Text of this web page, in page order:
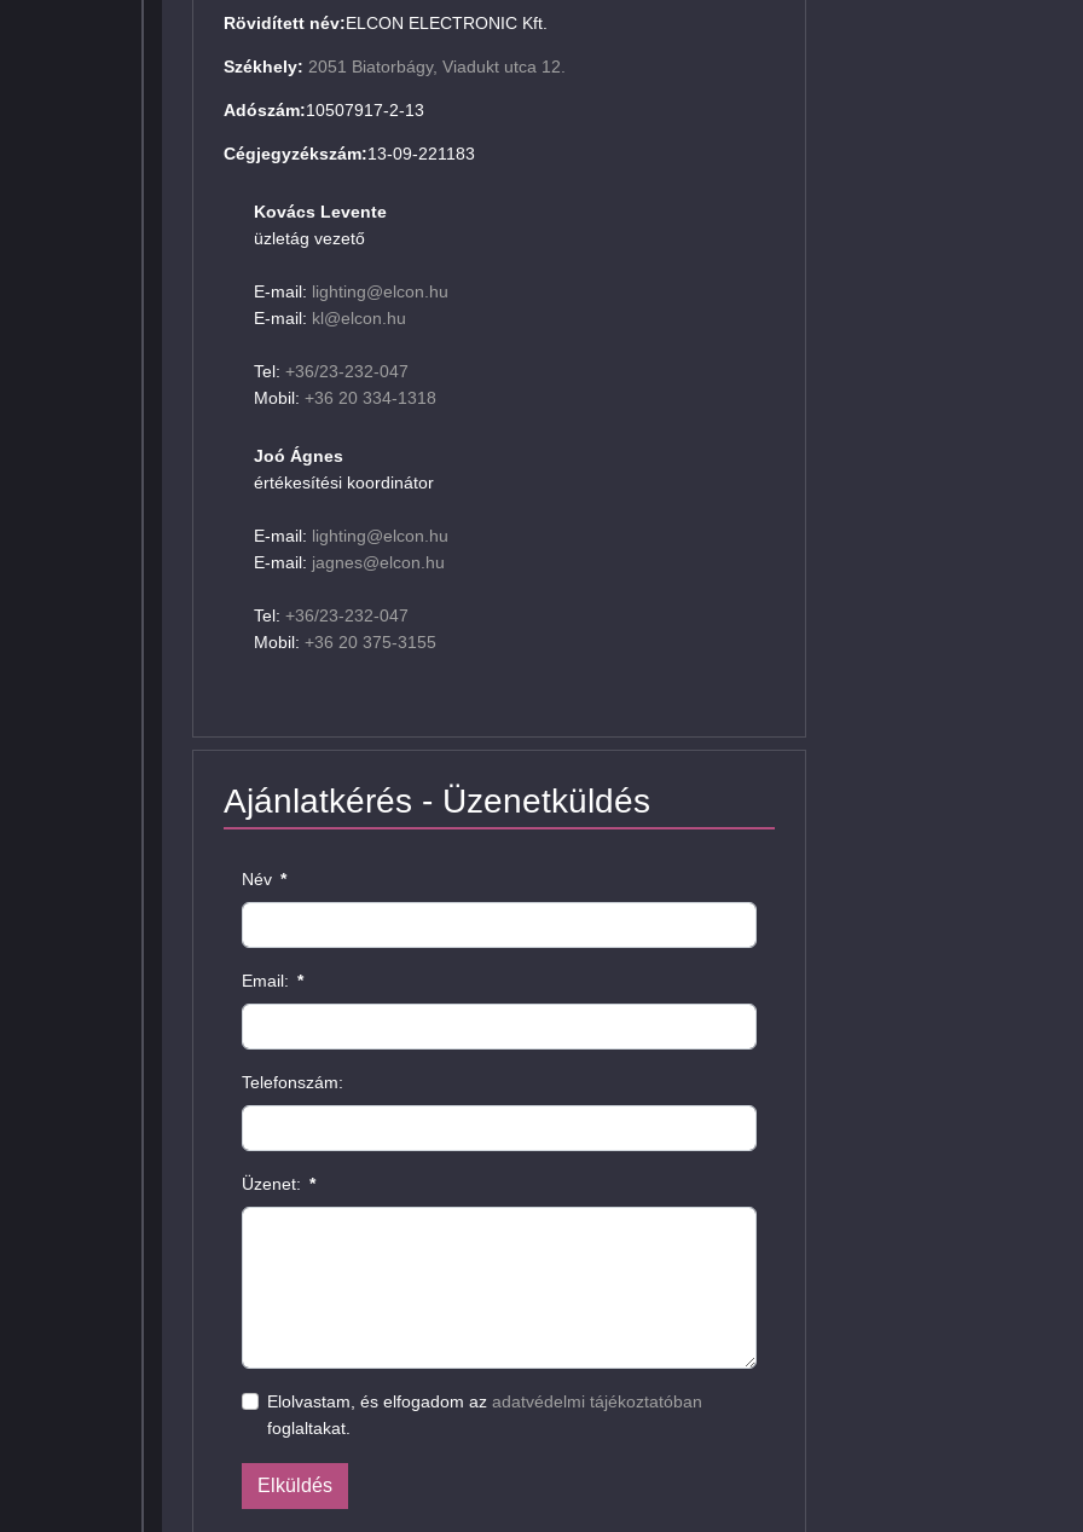
Rövidített név:ELCON ELECTRONIC Kft.
Székhely: 2051 Biatorbágy, Viadukt utca 12.
Adószám:10507917-2-13
Cégjegyzékszám:13-09-221183
Kovács Levente
üzletág vezető
E-mail: lighting@elcon.hu
E-mail: kl@elcon.hu
Tel: +36/23-232-047
Mobil: +36 20 334-1318
Joó Ágnes
értékesítési koordinátor
E-mail: lighting@elcon.hu
E-mail: jagnes@elcon.hu
Tel: +36/23-232-047
Mobil: +36 20 375-3155
Ajánlatkérés - Üzenetküldés
Név *
Email: *
Telefonszám:
Üzenet: *
Elolvastam, és elfogadom az adatvédelmi tájékoztatóban
foglaltakat.
Elküldés